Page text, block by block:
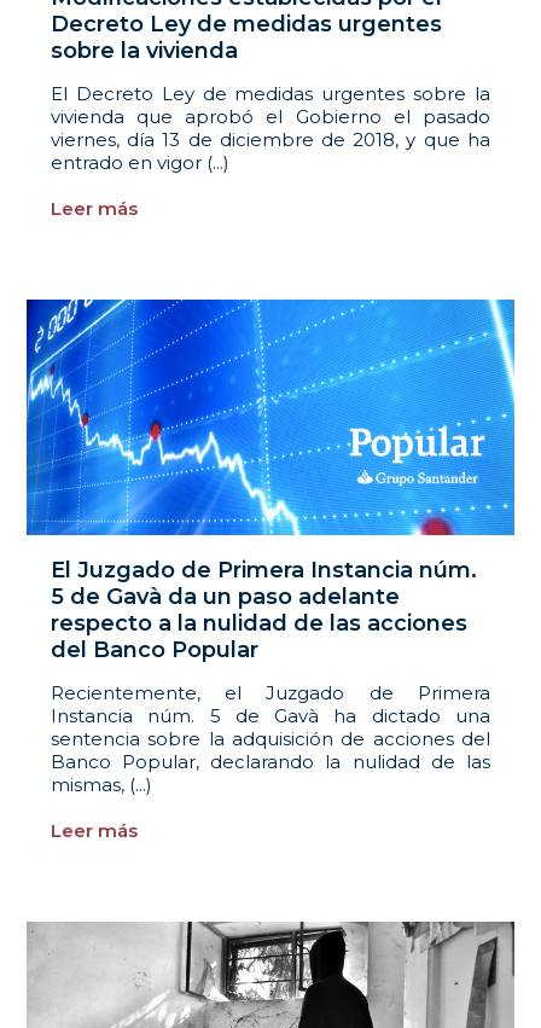
Decreto Ley de medidas urgentes
sobre la vivienda
El Decreto Ley de medidas urgentes sobre la
vivienda que aprobó el Gobierno el pasado
viernes, día 13 de diciembre de 2018, y que ha
entrado en vigor (...)
Leer más
El Juzgado de Primera Instancia núm.
5 de Gavà da un paso adelante
respecto a la nulidad de las acciones
del Banco Popular
Recientemente, el Juzgado de Primera
Instancia núm. 5 de Gavà ha dictado una
sentencia sobre la adquisición de acciones del
Banco Popular, declarando la nulidad de las
mismas, (...)
Leer más